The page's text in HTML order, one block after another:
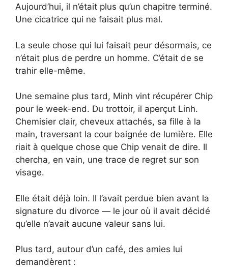
Aujourd’hui, il n’était plus qu’un chapitre terminé.
Une cicatrice qui ne faisait plus mal.
La seule chose qui lui faisait peur désormais, ce
n’était plus de perdre un homme. C’était de se
trahir elle-même.
Une semaine plus tard, Minh vint récupérer Chip
pour le week-end. Du trottoir, il aperçut Linh.
Chemisier clair, cheveux attachés, sa fille à la
main, traversant la cour baignée de lumière. Elle
riait à quelque chose que Chip venait de dire. Il
chercha, en vain, une trace de regret sur son
visage.
Elle était déjà loin. Il l’avait perdue bien avant la
signature du divorce — le jour où il avait décidé
qu’elle n’avait aucune valeur sans lui.
Plus tard, autour d’un café, des amies lui
demandèrent :